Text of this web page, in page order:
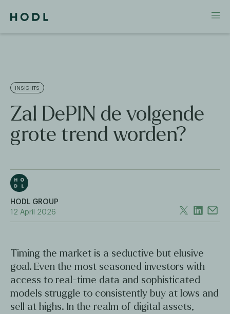
INSIGHTS
Zal DePIN de volgende
grote trend worden?
HODL GROUP
12 April 2026
Timing the market is a seductive but elusive
goal. Even the most seasoned investors with
access to real-time data and sophisticated
models struggle to consistently buy at lows and
sell at highs. In the realm of digital assets,